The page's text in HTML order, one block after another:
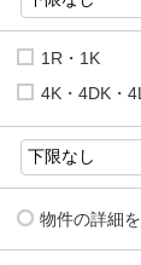
1R・1K
4K・4DK・
物件の詳細